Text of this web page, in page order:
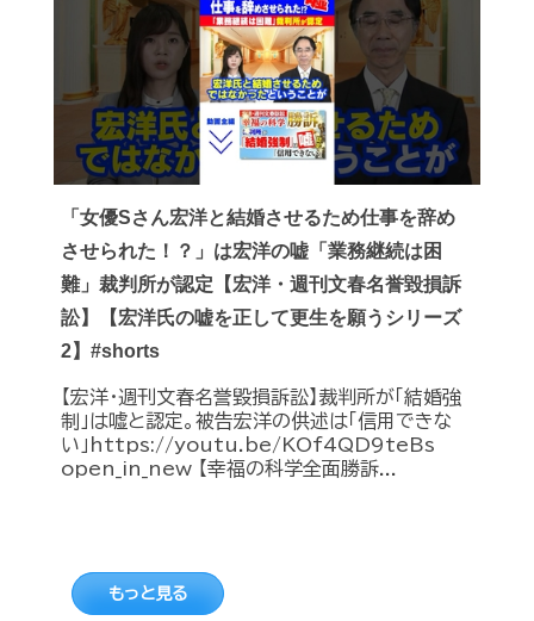
「女優Sさん宏洋と結婚させるため仕事を辞め
させられた！？」は宏洋の嘘「業務継続は困
難」裁判所が認定【宏洋・週刊文春名誉毀損訴
訟】【宏洋氏の嘘を正して更生を願うシリーズ
2】#shorts
【宏洋・週刊文春名誉毀損訴訟】裁判所が「結婚強
制」は嘘と認定。被告宏洋の供述は「信用できな
い」https://youtu.be/KOf4QD9teBs
open_in_new 【幸福の科学全面勝訴...
もっと見る